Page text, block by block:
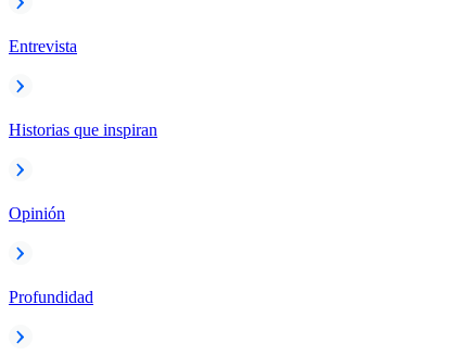
Entrevista
Historias que inspiran
Opinión
Profundidad